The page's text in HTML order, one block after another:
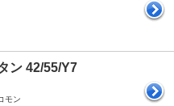
ン 42/55/Y7
モン